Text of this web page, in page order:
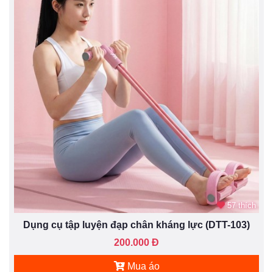
57 thích
Dụng cụ tập luyện đạp chân kháng lực (DTT-103)
200.000 Đ
Mua áo